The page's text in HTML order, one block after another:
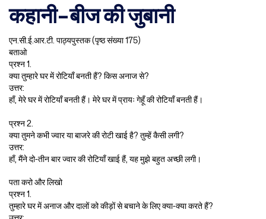
कहानी-बीज की जुबानी
एन.सी.ई.आर.टी. पाठ्यपुस्तक (पृष्ठ संख्या 175)
बताओ
प्रश्न 1.
क्या तुम्हारे घर में रोटियाँ बनती हैं? किस अनाज से?
उत्तर:
हाँ, मेरे घर में रोटियाँ बनती हैं। मेरे घर में प्रायः गेहूँ की रोटियाँ बनती हैं।
प्रश्न 2.
क्या तुमने कभी ज्वार या बाजरे की रोटी खाई है? तुम्हें कैसी लगी?
उत्तर:
हाँ, मैंने दो-तीन बार ज्वार की रोटियाँ खाई हैं, यह मुझे बहुत अच्छी लगी।
पता करो और लिखो
प्रश्न 1.
तुम्हारे घर में अनाज और दालों को कीड़ों से बचाने के लिए क्या-क्या करते हैं?